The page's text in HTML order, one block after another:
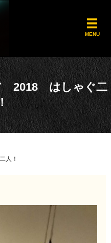
MENU
2018 はしゃぐ二
人！